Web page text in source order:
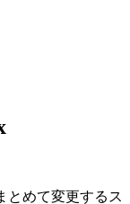
とめて変更するス